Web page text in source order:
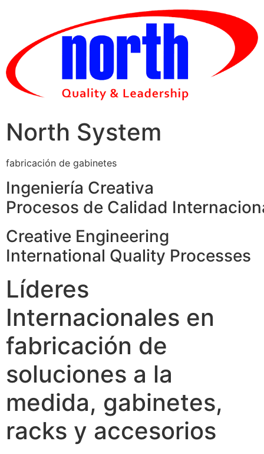
North System
fabricación de gabinetes
Ingeniería Creativa
Procesos de Calidad
Creative Engineering
International Quality Processes
Líderes
Internacionales en
fabricación de
soluciones a la
medida, gabinetes,
racks y accesorios